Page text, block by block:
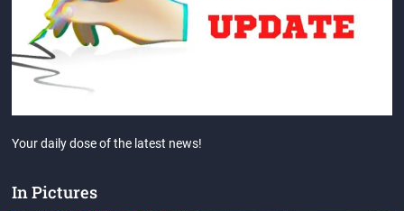
Your daily dose of the latest news!
In Pictures